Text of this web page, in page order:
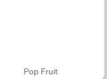
Pop Fruit